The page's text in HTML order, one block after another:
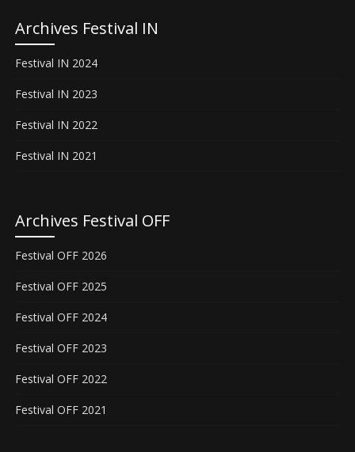
Archives Festival IN
Festival IN 2024
Festival IN 2023
Festival IN 2022
Festival IN 2021
Archives Festival OFF
Festival OFF 2026
Festival OFF 2025
Festival OFF 2024
Festival OFF 2023
Festival OFF 2022
Festival OFF 2021